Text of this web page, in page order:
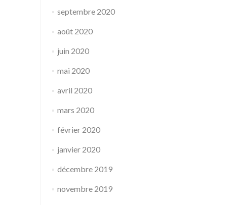
septembre 2020
août 2020
juin 2020
mai 2020
avril 2020
mars 2020
février 2020
janvier 2020
décembre 2019
novembre 2019